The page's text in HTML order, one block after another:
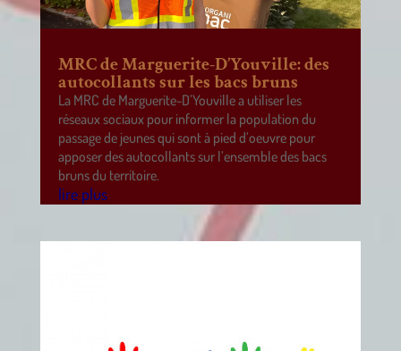
MRC de Marguerite-D’Youville: des
autocollants sur les bacs bruns
La MRC de Marguerite-D’Youville a utiliser les
réseaux sociaux pour informer la population du
passage de jeunes qui sont à pied d’oeuvre pour
apposer des autocollants sur l’ensemble des bacs
bruns du territoire.
lire plus